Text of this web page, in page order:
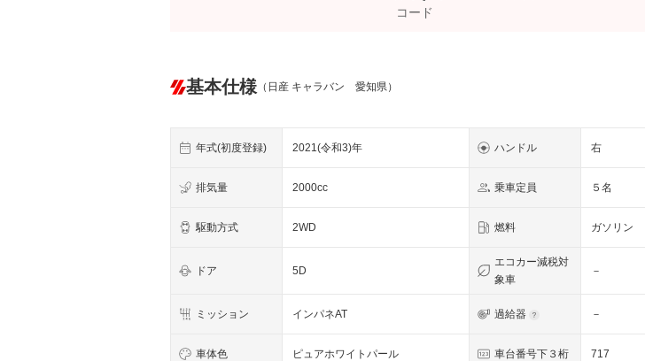
基本仕様 （日産 キャラバン 愛知県）
年式(初度登録) 2021(令和3)年 ハンドル 右
排気量 2000cc 乗車定員 ５名
駆動方式 2WD 燃料 ガソリン
ドア 5D
エコカー減税対
象車
－
ミッション インパネAT 過給器 －
車体色 ピュアホワイトパール 車台番号下３桁 717